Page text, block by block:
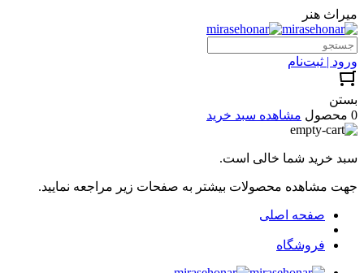
میراث هنر
ورود | ثبت‌نام
بستن
0 محصول
مشاهده سبد خرید
سبد خرید شما خالی است.
جهت مشاهده محصولات بیشتر به صفحات زیر مراجعه نمایید.
صفحه اصلی
فروشگاه